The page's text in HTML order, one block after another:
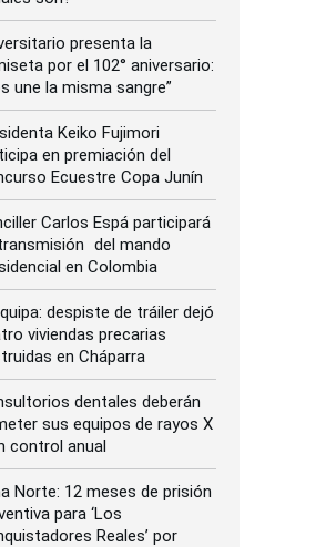
presenta la
por el 102° aniversario:
une la misma sangre”
Keiko Fujimori
en premiación del
Ecuestre Copa Junín
Carlos Espá participará
del mando
en Colombia
despiste de tráiler dejó
viviendas precarias
en Cháparra
dentales deberán
sus equipos de rayos X
control anual
Norte: 12 meses de prisión
para ‘Los
Reales’ por